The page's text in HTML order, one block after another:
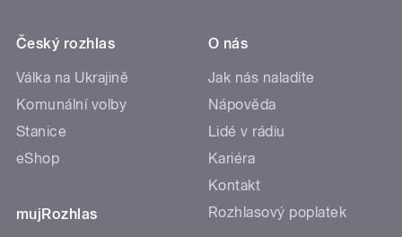
Český rozhlas
Válka na Ukrajině
Komunální volby
Stanice
eShop
mujRozhlas
O nás
Jak nás naladíte
Nápověda
Lidé v rádiu
Kariéra
Kontakt
Rozhlasový poplatek